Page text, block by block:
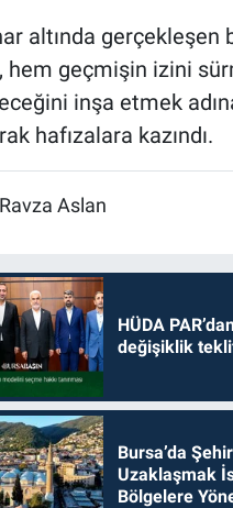
altında gerçekleşen
hem geçmişin izini
inşa etmek
hafızalara kazındı.
Ravza Aslan
HÜDA
değişiklik
Bursa’da
Uzaklaşmak
Bölgelere